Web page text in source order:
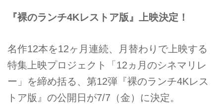
『裸のランチ4Kレストア版』上映決定！
名作12本を12ヶ月連続、月替わりで上映する
特集上映プロジェクト「12ヵ月のシネマリレ
ー」を締め括る、第12弾『裸のランチ4Kレス
トア版』の公開日が7/7（金）に決定。